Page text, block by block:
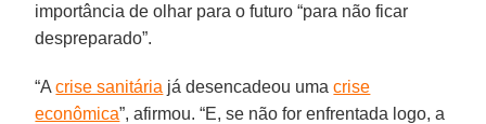
importância de olhar para o futuro “para não ficar
despreparado”.
“Acrise sanitária já desencadeou umacrise
econômica”, afirmou. “E, se não for enfrentada logo, a